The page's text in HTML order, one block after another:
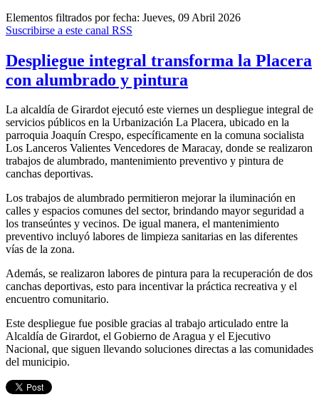
Elementos filtrados por fecha: Jueves, 09 Abril 2026
Suscribirse a este canal RSS
Despliegue integral transforma la Placera
con alumbrado y pintura
La alcaldía de Girardot ejecutó este viernes un despliegue integral de
servicios públicos en la Urbanización La Placera, ubicado en la
parroquia Joaquín Crespo, específicamente en la comuna socialista
Los Lanceros Valientes Vencedores de Maracay, donde se realizaron
trabajos de alumbrado, mantenimiento preventivo y pintura de
canchas deportivas.
Los trabajos de alumbrado permitieron mejorar la iluminación en
calles y espacios comunes del sector, brindando mayor seguridad a
los transeúntes y vecinos. De igual manera, el mantenimiento
preventivo incluyó labores de limpieza sanitarias en las diferentes
vías de la zona.
Además, se realizaron labores de pintura para la recuperación de dos
canchas deportivas, esto para incentivar la práctica recreativa y el
encuentro comunitario.
Este despliegue fue posible gracias al trabajo articulado entre la
Alcaldía de Girardot, el Gobierno de Aragua y el Ejecutivo
Nacional, que siguen llevando soluciones directas a las comunidades
del municipio.